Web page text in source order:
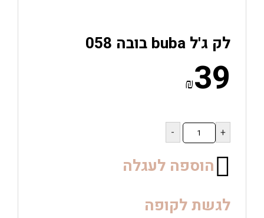
לק ג'ל buba בובה 058
₪39
כמות
של
ג'ל
buba
הוספה לעגלה
לגשת לקופה